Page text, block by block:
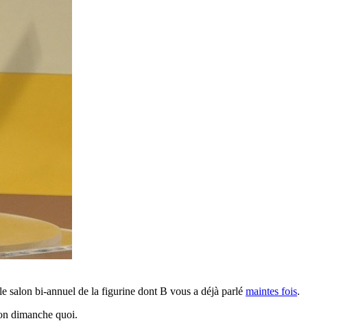
salon bi-annuel de la figurine dont B vous a déjà parlé maintes fois.
dimanche quoi.